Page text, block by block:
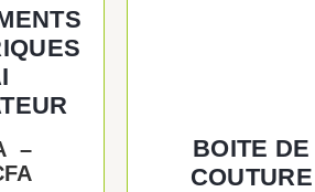
–
BOITE DE
COUTURE